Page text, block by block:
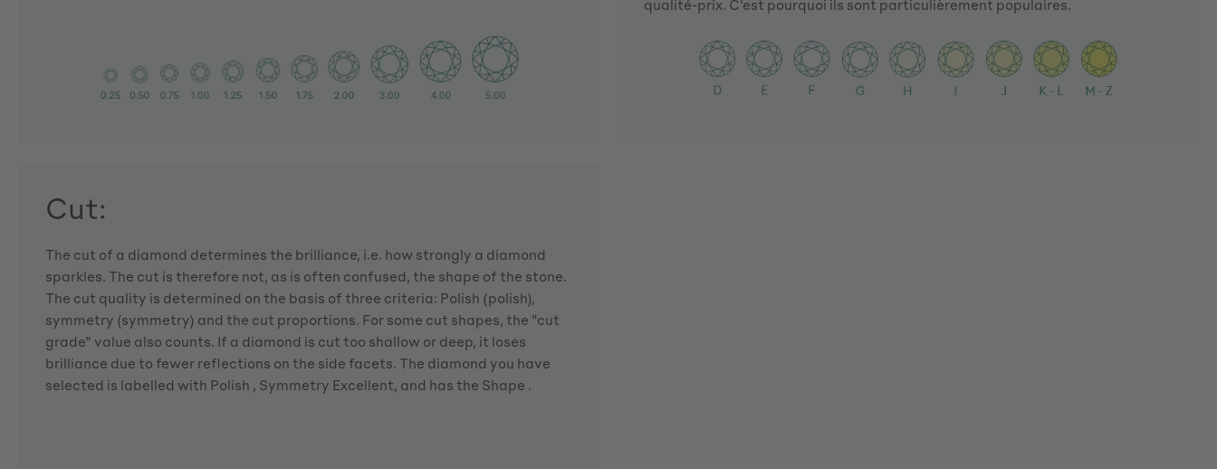
qualité-prix. C'est pourquoi ils sont particulièrement populaires.
Cut:
The cut of a diamond determines the brilliance, i.e. how strongly a diamond
sparkles. The cut is therefore not, as is often confused, the shape of the stone.
The cut quality is determined on the basis of three criteria: Polish (polish),
symmetry (symmetry) and the cut proportions. For some cut shapes, the "cut
grade" value also counts. If a diamond is cut too shallow or deep, it loses
brilliance due to fewer reflections on the side facets. The diamond you have
selected is labelled with Polish , Symmetry Excellent, and has the Shape .